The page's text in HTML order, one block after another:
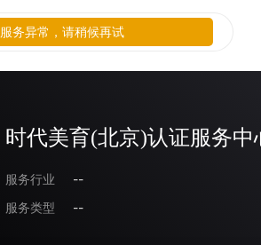
时代美育(北京)认证服务中
服务行业
--
服务类型
--
服务异常，请稍候再试